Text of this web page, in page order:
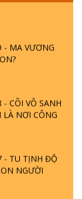
LÀ NƠI CÔNG
NGƯỜI